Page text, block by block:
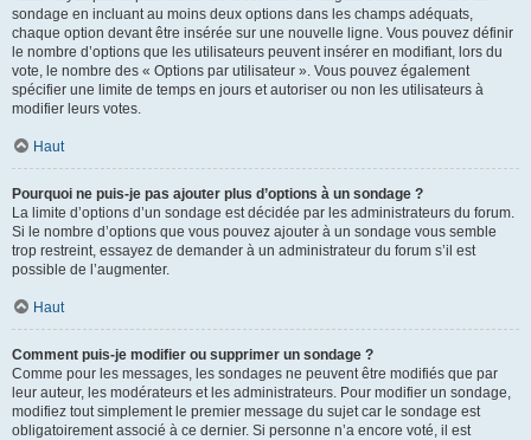
sondage en incluant au moins deux options dans les champs adéquats,
chaque option devant être insérée sur une nouvelle ligne. Vous pouvez définir
le nombre d’options que les utilisateurs peuvent insérer en modifiant, lors du
vote, le nombre des « Options par utilisateur ». Vous pouvez également
spécifier une limite de temps en jours et autoriser ou non les utilisateurs à
modifier leurs votes.
Haut
Pourquoi ne puis-je pas ajouter plus d’options à un sondage ?
La limite d’options d’un sondage est décidée par les administrateurs du forum.
Si le nombre d’options que vous pouvez ajouter à un sondage vous semble
trop restreint, essayez de demander à un administrateur du forum s’il est
possible de l’augmenter.
Haut
Comment puis-je modifier ou supprimer un sondage ?
Comme pour les messages, les sondages ne peuvent être modifiés que par
leur auteur, les modérateurs et les administrateurs. Pour modifier un sondage,
modifiez tout simplement le premier message du sujet car le sondage est
obligatoirement associé à ce dernier. Si personne n’a encore voté, il est